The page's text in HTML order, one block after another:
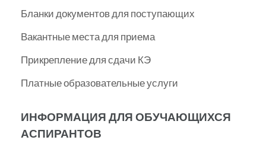
Бланки документов для поступающих
Вакантные места для приема
Прикрепление для сдачи КЭ
Платные образовательные услуги
ИНФОРМАЦИЯ ДЛЯ ОБУЧАЮЩИХСЯ
АСПИРАНТОВ